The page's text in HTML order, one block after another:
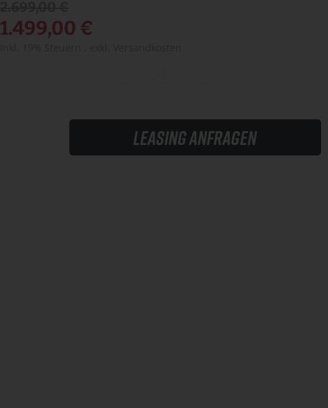
1.499,00 €
Leasing anfragen